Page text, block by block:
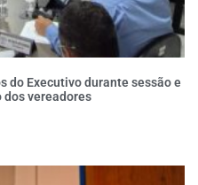
do Executivo durante sessão e
vereadores